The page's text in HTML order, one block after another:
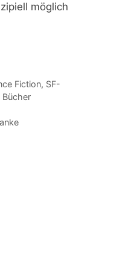
möglich
Fiction, SF-
Bücher